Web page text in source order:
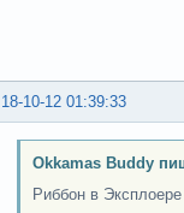
18-10-12 01:39:33
Okkamas Buddy
Риббон в